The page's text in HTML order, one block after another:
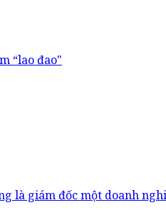
“lao đao"
là giám đốc một doanh